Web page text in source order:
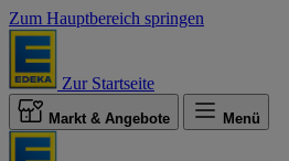
Zum Hauptbereich springen
Zur Startseite
Markt & Angebote Menü